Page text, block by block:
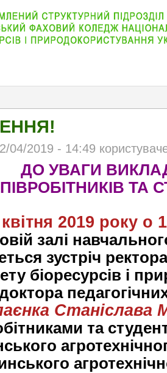
04/2019 - 14:49
ДО УВАГИ
ТА
2019 року о
залі
зустріч
біоресурсів і
Станіслава
та